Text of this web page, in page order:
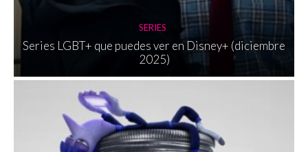
SERIES
Series LGBT+ que puedes ver en Disney+ (diciembre
2025)